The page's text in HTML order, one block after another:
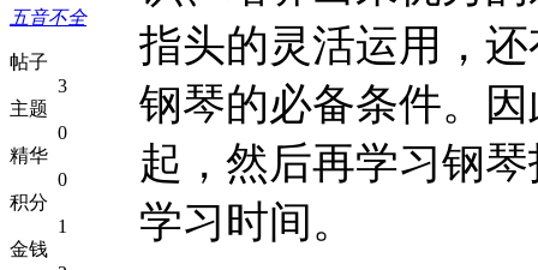
五音不全
帖子
3
主题
0
精华
0
积分
1
金钱
指头的灵活运用，
钢琴的必备条件。
起，然后再学习钢
学习时间。